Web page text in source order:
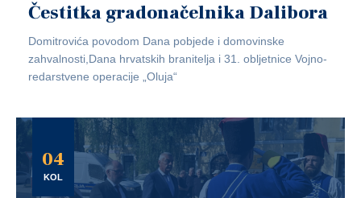
Čestitka gradonačelnika Dalibora
Domitrovića povodom Dana pobjede i domovinske
zahvalnosti,Dana hrvatskih branitelja i 31. obljetnice Vojno-
redarstvene operacije „Oluja“
04
KOL